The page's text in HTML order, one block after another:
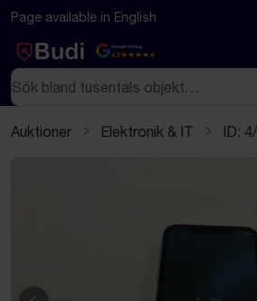
Hoppa till innehåll
Textbaserad (markdown) version av
Page available in English
Google Rating
4.5
Sök
Auktioner Elektronik & IT ID: